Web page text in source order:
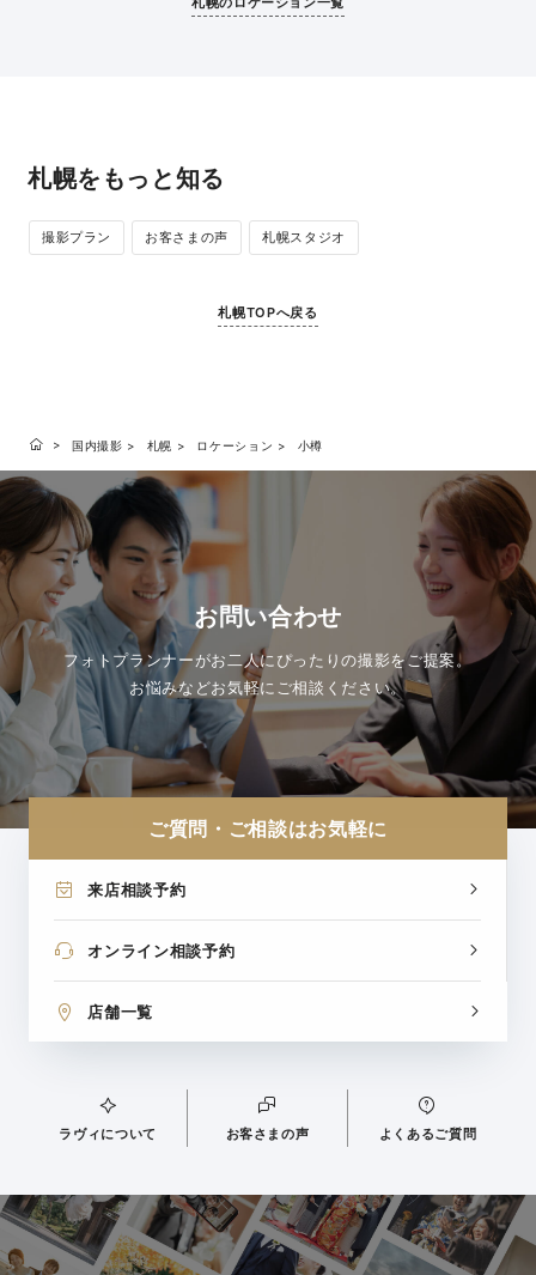
降り注ぐ日中も魅力的ですが、サンセット時もお
札幌をもっと知る
撮影プラン お客さまの声 札幌スタジオ
札幌TOPへ戻る
国内撮影 札幌 ロケーション 小樽
お問い合わせ
フォトプランナーがお二人にぴったりの撮影をご提案。
お悩みなどお気軽にご相談ください。
ご質問・ご相談はお気軽に
来店相談予約
オンライン相談予約
店舗一覧
ラヴィについて お客さまの声 よくあるご質問